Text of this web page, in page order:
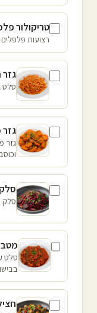
טריקולור
רצועות
גזר
סלט
גזר
גזר
סלק
סלט